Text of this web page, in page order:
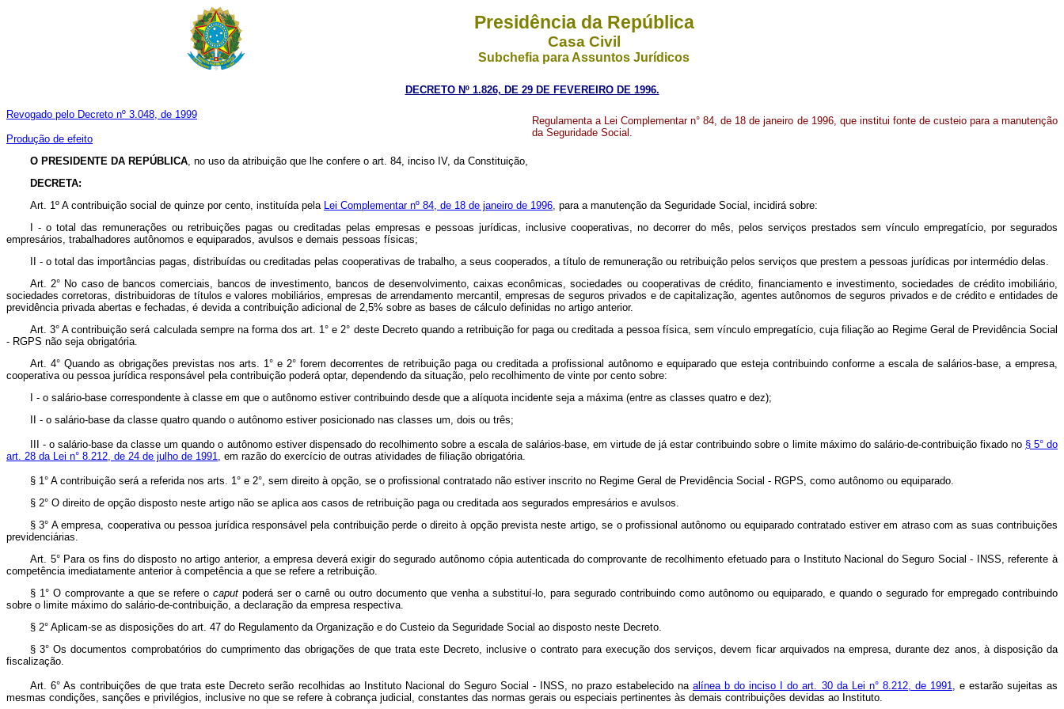
Presidência da República
Casa Civil
Subchefia para Assuntos Jurídicos
DECRETO Nº 1.826, DE 29 DE FEVEREIRO DE 1996.
Revogado pelo Decreto nº 3.048, de 1999
Produção de efeito
Regulamenta a Lei Complementar n° 84, de 18 de janeiro de 1996, que institui fonte de custeio para a manutenção
da Seguridade Social.
O PRESIDENTE DA REPÚBLICA, no uso da atribuição que lhe confere o art. 84, inciso IV, da Constituição,
DECRETA:
Art. 1º A contribuição social de quinze por cento, instituída pela Lei Complementar nº 84, de 18 de janeiro de 1996, para a manutenção da Seguridade Social, incidirá sobre:
I - o total das remunerações ou retribuições pagas ou creditadas pelas empresas e pessoas jurídicas, inclusive cooperativas, no decorrer do mês, pelos serviços prestados sem vínculo empregatício, por segurados
empresários, trabalhadores autônomos e equiparados, avulsos e demais pessoas físicas;
II - o total das importâncias pagas, distribuídas ou creditadas pelas cooperativas de trabalho, a seus cooperados, a título de remuneração ou retribuição pelos serviços que prestem a pessoas jurídicas por intermédio delas.
Art. 2° No caso de bancos comerciais, bancos de investimento, bancos de desenvolvimento, caixas econômicas, sociedades ou cooperativas de crédito, financiamento e investimento, sociedades de crédito imobiliário,
sociedades corretoras, distribuidoras de títulos e valores mobiliários, empresas de arrendamento mercantil, empresas de seguros privados e de capitalização, agentes autônomos de seguros privados e de crédito e entidades de
previdência privada abertas e fechadas, é devida a contribuição adicional de 2,5% sobre as bases de cálculo definidas no artigo anterior.
Art. 3° A contribuição será calculada sempre na forma dos art. 1° e 2° deste Decreto quando a retribuição for paga ou creditada a pessoa física, sem vínculo empregatício, cuja filiação ao Regime Geral de Previdência Social
- RGPS não seja obrigatória.
Art. 4° Quando as obrigações previstas nos arts. 1° e 2° forem decorrentes de retribuição paga ou creditada a profissional autônomo e equiparado que esteja contribuindo conforme a escala de salários-base, a empresa,
cooperativa ou pessoa jurídica responsável pela contribuição poderá optar, dependendo da situação, pelo recolhimento de vinte por cento sobre:
I - o salário-base correspondente à classe em que o autônomo estiver contribuindo desde que a alíquota incidente seja a máxima (entre as classes quatro e dez);
II - o salário-base da classe quatro quando o autônomo estiver posicionado nas classes um, dois ou três;
III - o salário-base da classe um quando o autônomo estiver dispensado do recolhimento sobre a escala de salários-base, em virtude de já estar contribuindo sobre o limite máximo do salário-de-contribuição fixado no § 5° do
art. 28 da Lei n° 8.212, de 24 de julho de 1991, em razão do exercício de outras atividades de filiação obrigatória.
§ 1° A contribuição será a referida nos arts. 1° e 2°, sem direito à opção, se o profissional contratado não estiver inscrito no Regime Geral de Previdência Social - RGPS, como autônomo ou equiparado.
§ 2° O direito de opção disposto neste artigo não se aplica aos casos de retribuição paga ou creditada aos segurados empresários e avulsos.
§ 3° A empresa, cooperativa ou pessoa jurídica responsável pela contribuição perde o direito à opção prevista neste artigo, se o profissional autônomo ou equiparado contratado estiver em atraso com as suas contribuições
previdenciárias.
Art. 5° Para os fins do disposto no artigo anterior, a empresa deverá exigir do segurado autônomo cópia autenticada do comprovante de recolhimento efetuado para o Instituto Nacional do Seguro Social - INSS, referente à
competência imediatamente anterior à competência a que se refere a retribuição.
§ 1° O comprovante a que se refere o caput poderá ser o carnê ou outro documento que venha a substituí-lo, para segurado contribuindo como autônomo ou equiparado, e quando o segurado for empregado contribuindo
sobre o limite máximo do salário-de-contribuição, a declaração da empresa respectiva.
§ 2° Aplicam-se as disposições do art. 47 do Regulamento da Organização e do Custeio da Seguridade Social ao disposto neste Decreto.
§ 3° Os documentos comprobatórios do cumprimento das obrigações de que trata este Decreto, inclusive o contrato para execução dos serviços, devem ficar arquivados na empresa, durante dez anos, à disposição da
fiscalização.
Art. 6° As contribuições de que trata este Decreto serão recolhidas ao Instituto Nacional do Seguro Social - INSS, no prazo estabelecido naalínea b do inciso I do art. 30 da Lei n° 8.212, de 1991, e estarão sujeitas as
mesmas condições, sanções e privilégios, inclusive no que se refere à cobrança judicial, constantes das normas gerais ou especiais pertinentes às demais contribuições devidas ao Instituto.